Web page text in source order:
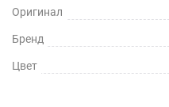
Оригинал
Бренд
Цвет